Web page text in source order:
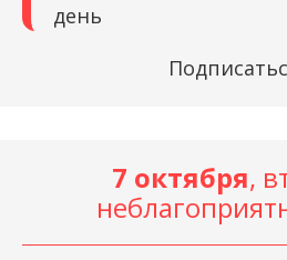
день
7 октября,